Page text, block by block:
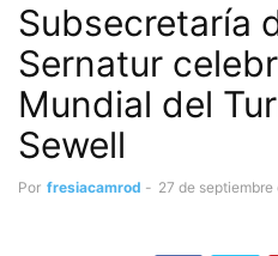
Subsecretaría
Sernatur
Mundial del
Sewell
Por fresiacamrod - 27 de septiembre